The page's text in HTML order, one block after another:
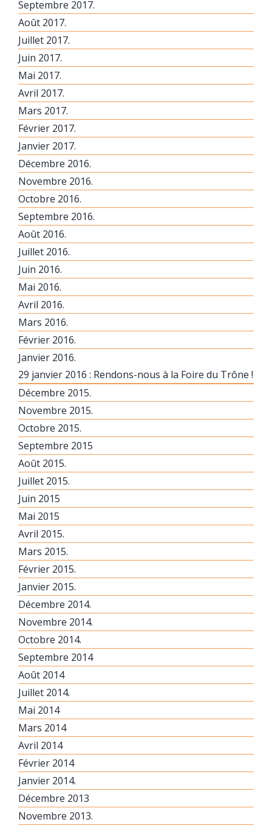
Septembre 2017.
Août 2017.
Juillet 2017.
Juin 2017.
Mai 2017.
Avril 2017.
Mars 2017.
Février 2017.
Janvier 2017.
Décembre 2016.
Novembre 2016.
Octobre 2016.
Septembre 2016.
Août 2016.
Juillet 2016.
Juin 2016.
Mai 2016.
Avril 2016.
Mars 2016.
Février 2016.
Janvier 2016.
29 janvier 2016 : Rendons-nous à la Foire du Trône !
Décembre 2015.
Novembre 2015.
Octobre 2015.
Septembre 2015
Août 2015.
Juillet 2015.
Juin 2015
Mai 2015
Avril 2015.
Mars 2015.
Février 2015.
Janvier 2015.
Décembre 2014.
Novembre 2014.
Octobre 2014.
Septembre 2014
Août 2014
Juillet 2014.
Mai 2014
Mars 2014
Avril 2014
Février 2014
Janvier 2014.
Décembre 2013
Novembre 2013.